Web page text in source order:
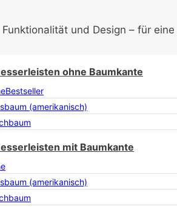
Funktionalität und Design – für
ohne Baumkante
Bestseller
(amerikanisch)
mit Baumkante
(amerikanisch)